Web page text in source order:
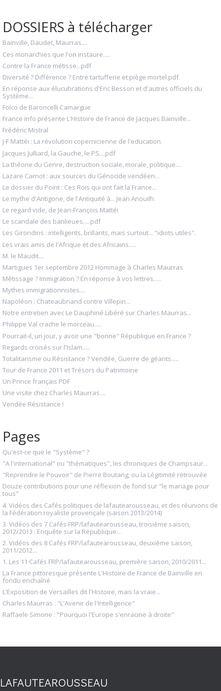
DOSSIERS à télécharger
Bainville, Daudet, Maurras....
Ces monarchies que l'on instaure.....
Contre la France métisse...pdf
Diversité ? Différence ? Entre tartufferie et piège mortel.pdf
En réponse aux élucubrations d'Eric Besson et d'autres officiels du
Système...
Folco de Baroncelli Camargue
France info présente L'Histoire de France de Jacques Bainville...
Frédéric Mistral
J-F Mattéi : La révolution copernicienne de l'education.
Jacques Julliard, la Gauche, le PS....pdf
La théorie du Genre, destruction sociale, morale, politique....
Lazare Carnot : aux sources du Génocide vendéen...
Le dossier du Point : Ces Rois qui ont fait la France...
Le mythe d'Antigone, de l'Antiquité à... Jean Anouilh.
Le regard vide, de Jean-François Mattéi
Le scandale des banlieues.....pdf
Les Girondins : intelligents, brillants, mais surtout... "idiots utiles".
Les vrais amis de l'Afrique et des Africains.....
M. le Maudit....
Martigues 1er septembre 2012 Hommage à Charles Maurras
Métissage ? Immigration ? En réponse à vos lettres.....
Mythes immigrationnistes....
Napoléon : Chateaubriand contre Villepin...
Notre entretien avec Le Dauphiné Libéré sur Charles Maurras...
Philippe Val crache le morceau.....
Pourrait-il, un jour, y avoir une "bonne" République en France ?
Regards croisés sur l'Islam.....
Totalitarisme ou Résistance ? Vendée, Guerre de géants.....
Tour de France 2011 et Trésors du Patrimoine
Un Prince français PDF
Une visite chez Charles Maurras....
Vendée Résistance !
Pages
Qu'est-ce que le "Système" ?
"A l'international" ou "thématiques", les chroniques de Champsaur...
"Reprendre le Pouvoir" de Pierre Boutang, ou la Légitimité retrouvée
Douze contributions pour une réflexion de fond sur "le mariage pour
tous"
4. Vidéos des Cafés politiques de lafautearousseau, et des réunions de
la Fédération royaliste provençale (saison 2013/2014)
3. Vidéos des 7 Cafés FRP/lafautearousseau, troisième saison,
2012/2013 : Enquête sur la République...
2. Vidéos des 8 Cafés FRP/lafautearousseau, deuxième saison,
2011/2012...
1. Les 11 Cafés FRP/lafautearousseau, première saison, 2010/2011...
La France pittoresque présente L'Histoire de France de Bainville en
fondu enchaîné
L'Exposition de Versailles dit l'Histoire, mais la vraie...
Charles Maurras : "L'Avenir de l'Intelligence"
Raffaele Simone : "Pourquoi l'Europe s'enracine à droite"
LAFAUTEAROUSSEAU